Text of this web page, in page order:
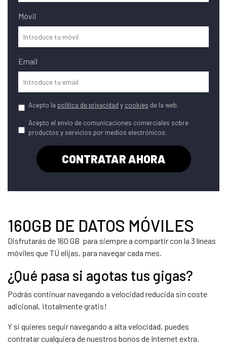
Móvil
Email
Acepto la política de privacidad y cookies de la web.
Acepto el envío de comunicaciones comerciales sobre
productos y servicios por medios electrónicos.
160GB DE DATOS MÓVILES
Disfrutarás de 160 GB para siempre a compartir con la 3 líneas
móviles que TÚ elijas, para navegar cada mes.
¿Qué pasa si agotas tus gigas?
Podrás continuar navegando a velocidad reducida sin coste
adicional, ¡totalmente gratis!
Y si quieres seguir navegando a alta velocidad, puedes
contratar cualquiera de nuestros bonos de Internet extra.